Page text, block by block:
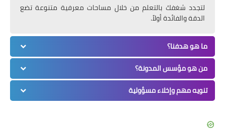
لتجدد شغفك بالتعلم من خلال مساحات معرفية متنوعة تضع
الدقة والفائدة أولاً.
ما هو هدفنا؟
من هو مؤسس المدونة؟
تنويه مهم وإخلاء مسؤولية